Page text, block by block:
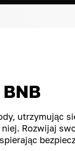
utrzymując
Rozwijaj